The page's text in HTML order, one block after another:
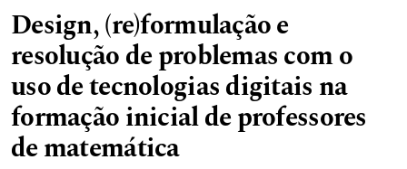
Design, (re)formulação e
resolução de problemas com o
uso de tecnologias digitais na
formação inicial de professores
de matemática